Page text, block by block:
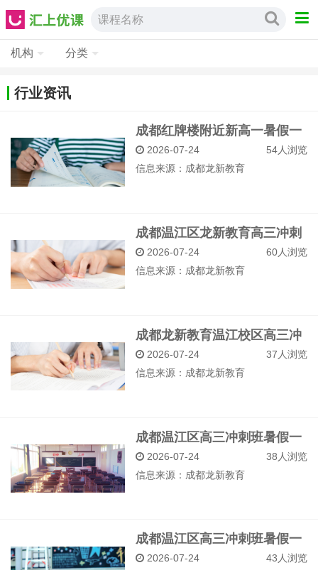
课程名称
机构 分类
行业资讯
成都红牌楼附近新高一暑假一
对一辅导哪里效果好？
2026-07-24
54人浏览
信息来源： 成都龙新教育
成都温江区龙新教育高三冲刺
班暑假一对一辅导补习案例
2026-07-24
60人浏览
信息来源： 成都龙新教育
成都龙新教育温江校区高三冲
刺班暑假一对一试听预约
2026-07-24
37人浏览
信息来源： 成都龙新教育
成都温江区高三冲刺班暑假一
对一报名有哪些优惠
2026-07-24
38人浏览
信息来源： 成都龙新教育
成都温江区高三冲刺班暑假一
对一学习规划制定
2026-07-24
43人浏览